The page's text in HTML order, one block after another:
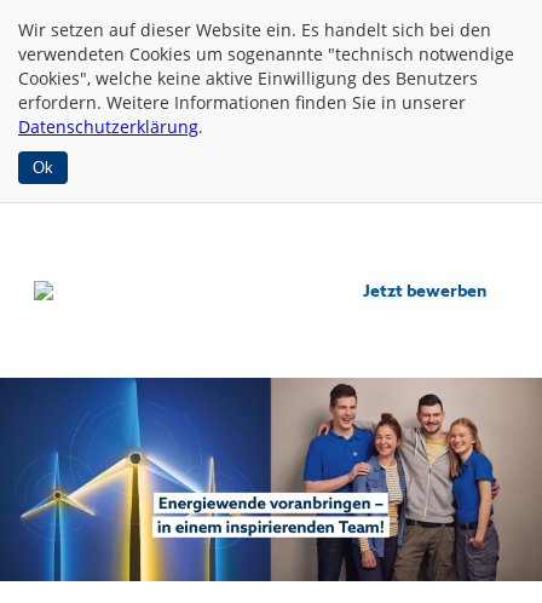
Wir setzen auf dieser Website ein. Es handelt sich bei den
verwendeten Cookies um sogenannte "technisch notwendige
Cookies", welche keine aktive Einwilligung des Benutzers
erfordern. Weitere Informationen finden Sie in unserer
Datenschutzerklärung.
Ok
Jetzt bewerben